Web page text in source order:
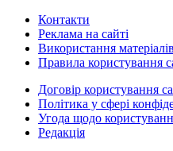
Контакти
Реклама на сайті
Використання
Правила користування
Договір користування
Політика у сфері
Угода щодо
Редакція